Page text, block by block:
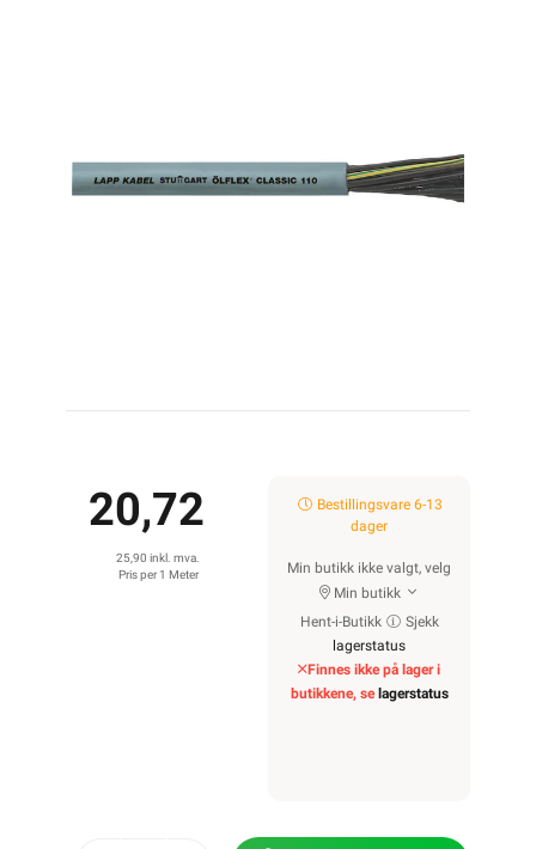
20,72
25,90 inkl. mva.
Pris per 1 Meter
Bestillingsvare 6-13
dager
Min butikk ikke valgt, velg
Min butikk
Hent-i-Butikk
Sjekk
lagerstatus
Finnes ikke på lager i
butikkene, se lagerstatus